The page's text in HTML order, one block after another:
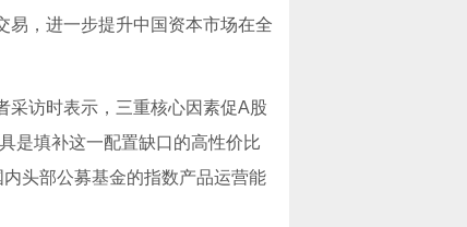
易，进一步提升中国资本市场在全
采访时表示，三重核心因素促A股
是填补这一配置缺口的高性价比
头部公募基金的指数产品运营能